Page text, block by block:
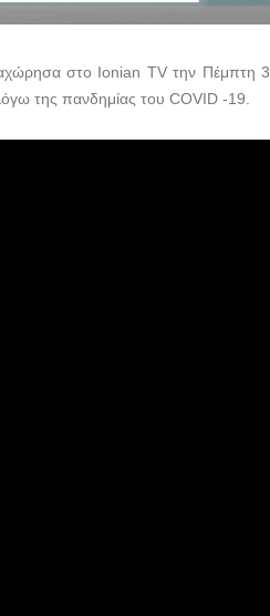
στο Ionian TV την Πέμπτη 3
της πανδημίας του COVID -19.